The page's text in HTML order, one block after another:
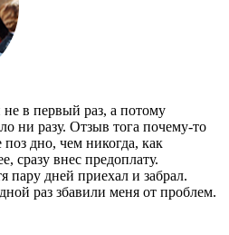
в первый раз, а потому
ни разу. Отзыв тога почему-то
дно, чем никогда, как
сразу внес предоплату.
пару дней приехал и забрал.
раз збавили меня от проблем.